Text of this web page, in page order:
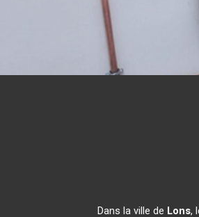
Dans la ville de Lons,